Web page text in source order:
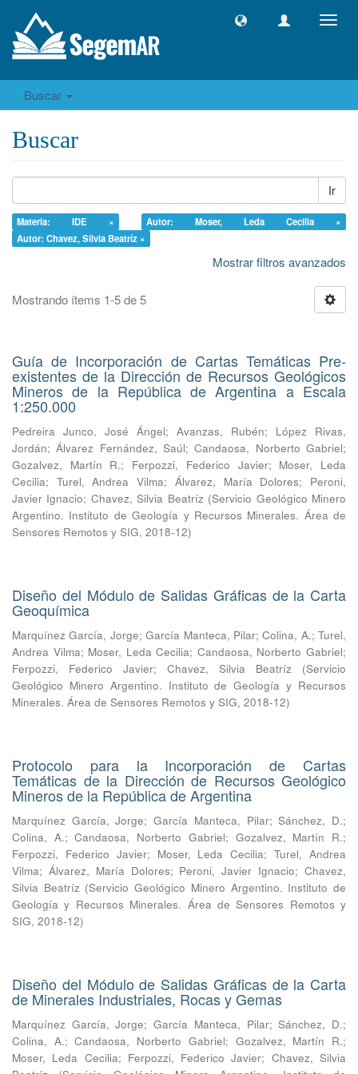
Buscar
Buscar
Ir
Materia: IDE ×
Autor: Moser, Leda Cecilia ×
Autor: Chavez, Silvia Beatríz ×
Mostrar filtros avanzados
Mostrando ítems 1-5 de 5
Guía de Incorporación de Cartas Temáticas Pre-
existentes de la Dirección de Recursos Geológicos
Mineros de la República de Argentina a Escala
1:250.000
Pedreira Junco, José Ángel; Avanzas, Rubén; López Rivas,
Jordán;Álvarez Fernández, Saúl;Candaosa, Norberto Gabriel;
Gozalvez, Martín R.; Ferpozzi, Federico Javier; Moser, Leda
Cecilia; Turel, Andrea Vilma; Álvarez, María Dolores; Peroni,
Javier Ignacio; Chavez, Silvia Beatríz (Servicio Geológico Minero
Argentino. Instituto de Geología y Recursos Minerales. Área de
Sensores Remotos y SIG, 2018-12)
Diseño del Módulo de Salidas Gráficas de la Carta
Geoquímica
Marquínez García, Jorge;García Manteca, Pilar;Colina, A.; Turel,
Andrea Vilma; Moser, Leda Cecilia; Candaosa, Norberto Gabriel;
Ferpozzi, Federico Javier; Chavez, Silvia Beatríz (Servicio
Geológico Minero Argentino. Instituto de Geología y Recursos
Minerales. Área de Sensores Remotos y SIG, 2018-12)
Protocolo para la Incorporación de Cartas
Temáticas de la Dirección de Recursos Geológico
Mineros de la República de Argentina
Marquínez García, Jorge;García Manteca, Pilar;Sánchez, D.;
Colina, A.;Candaosa, Norberto Gabriel; Gozalvez, Martín R.;
Ferpozzi, Federico Javier; Moser, Leda Cecilia;Turel, Andrea
Vilma; Álvarez, María Dolores; Peroni, Javier Ignacio;Chavez,
Silvia Beatríz (Servicio Geológico Minero Argentino. Instituto de
Geología y Recursos Minerales. Área de Sensores Remotos y
SIG, 2018-12)
Diseño del Módulo de Salidas Gráficas de la Carta
de Minerales Industriales, Rocas y Gemas
Marquínez García, Jorge;García Manteca, Pilar;Sánchez, D.;
Colina, A.;Candaosa, Norberto Gabriel; Gozalvez, Martín R.;
Moser, Leda Cecilia; Ferpozzi, Federico Javier; Chavez, Silvia